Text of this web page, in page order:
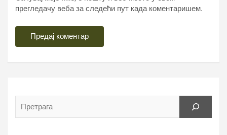
прегледачу веба за следећи пут када коментаришем.